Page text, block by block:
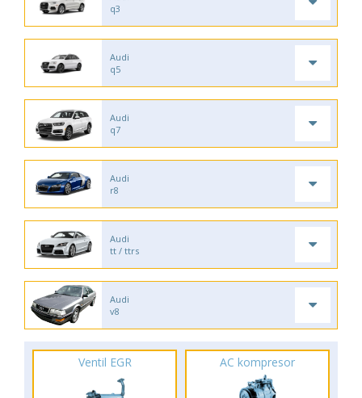
q3
Audi
q5
Audi
q7
Audi
r8
Audi
tt / ttrs
Audi
v8
Ventil EGR AC kompresor